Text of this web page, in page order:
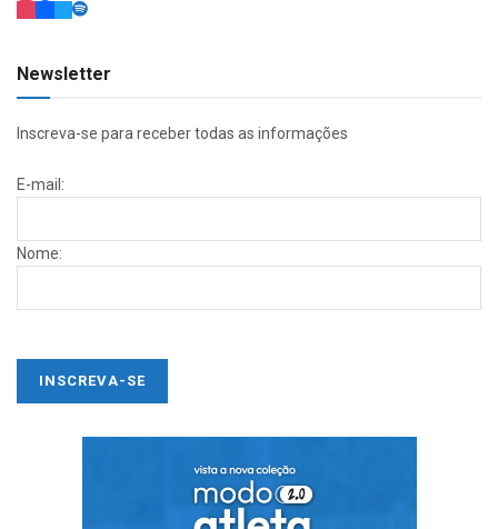
Newsletter
Inscreva-se para receber todas as informações
E-mail:
Nome: